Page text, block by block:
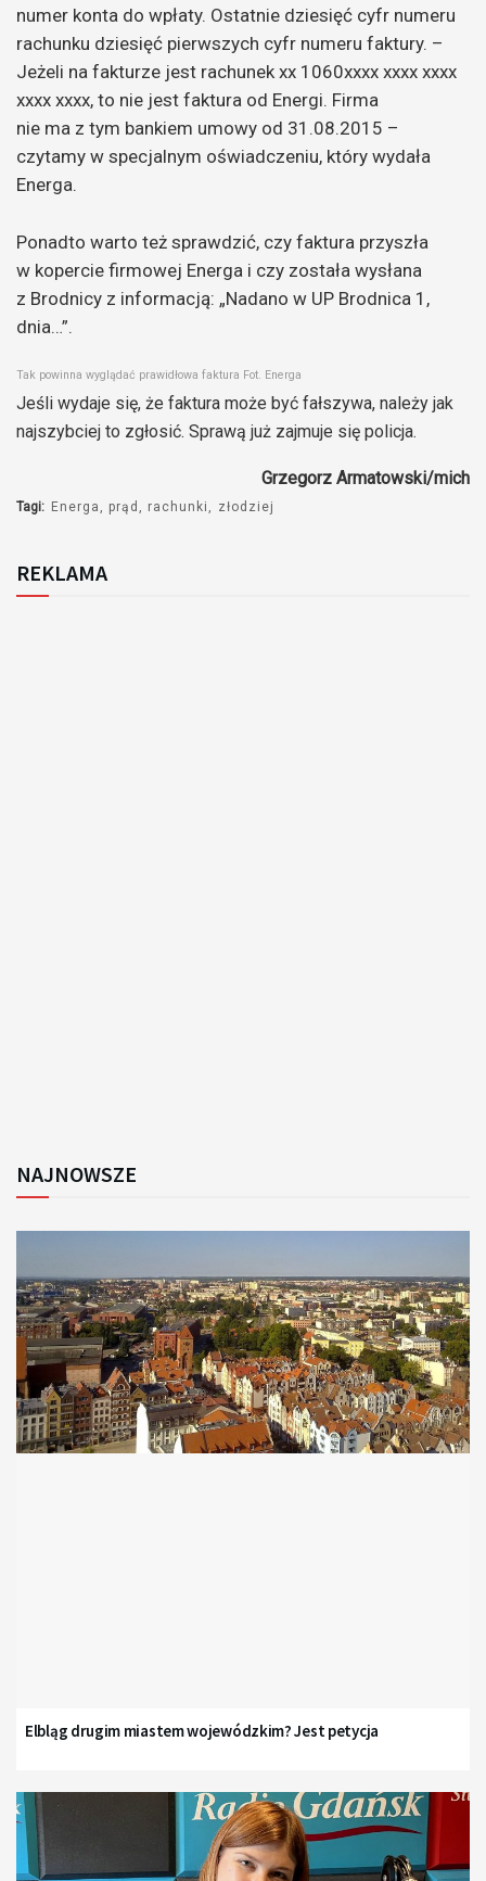
numer konta do wpłaty. Ostatnie dziesięć cyfr numeru
rachunku dziesięć pierwszych cyfr numeru faktury. –
Jeżeli na fakturze jest rachunek xx 1060xxxx xxxx xxxx
xxxx xxxx, to nie jest faktura od Energi. Firma
nie ma z tym bankiem umowy od 31.08.2015 –
czytamy w specjalnym oświadczeniu, który wydała
Energa.
Ponadto warto też sprawdzić, czy faktura przyszła
w kopercie firmowej Energa i czy została wysłana
z Brodnicy z informacją: „Nadano w UP Brodnica 1,
dnia…”.
Tak powinna wyglądać prawidłowa faktura Fot. Energa
Jeśli wydaje się, że faktura może być fałszywa, należy jak
najszybciej to zgłosić. Sprawą już zajmuje się policja.
Grzegorz Armatowski/mich
Tagi: Energa prąd rachunki złodziej
REKLAMA
NAJNOWSZE
Elbląg drugim miastem wojewódzkim? Jest petycja